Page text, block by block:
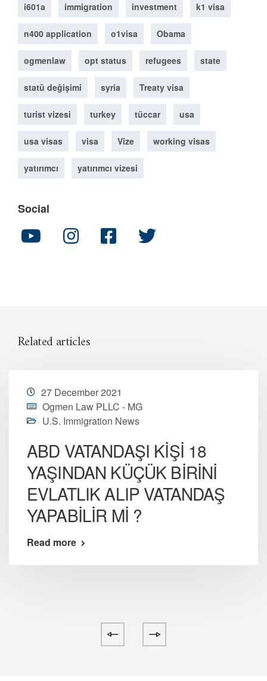
i601a immigration investment k1 visa
n400 application o1visa Obama
ogmenlaw opt status refugees state
statü değişimi syria Treaty visa
turist vizesi turkey tüccar usa
usa visas visa Vize working visas
yatırımcı yatırımcı vizesi
Social
Related articles
27 December 2021
Ogmen Law PLLC - MG
U.S. Immigration News
ABD VATANDAŞI KİŞİ 18
YAŞINDAN KÜÇÜK BİRİNİ
EVLATLIK ALIP VATANDAŞ
YAPABİLİR Mİ ?
Read more